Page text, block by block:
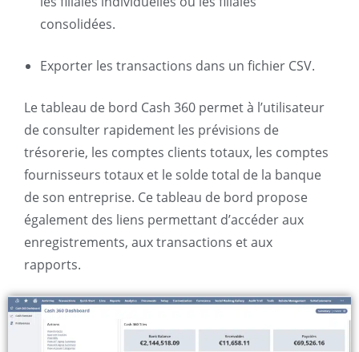
consolidées.
Exporter les transactions dans un fichier CSV.
Le tableau de bord Cash 360 permet à l’utilisateur
de consulter rapidement les prévisions de
trésorerie, les comptes clients totaux, les comptes
fournisseurs totaux et le solde total de la banque
de son entreprise. Ce tableau de bord propose
également des liens permettant d’accéder aux
enregistrements, aux transactions et aux
rapports.